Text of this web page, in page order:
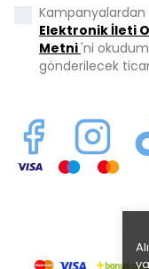
Elektronik İleti
Metni'ni
gönderilecek